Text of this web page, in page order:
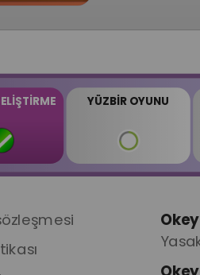
YÜZBİR OYUNU
Okey